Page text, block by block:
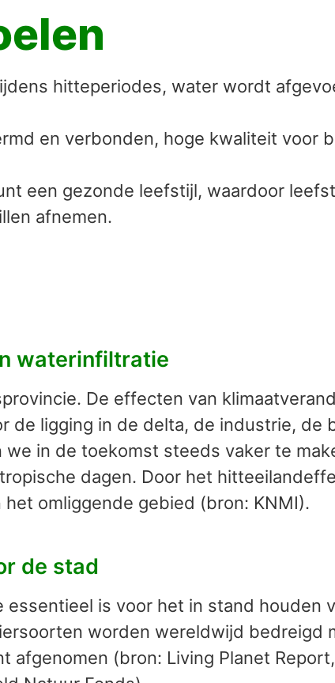
hitteperiodes, water wordt
en verbonden, hoge kwaliteit voor
een gezonde leefstijl, waardoor
afnemen.
waterinfiltratie
De effecten van
de ligging in de delta, de industrie, de
we in de toekomst steeds vaker te
dagen. Door het
omliggende gebied (bron: KNMI).
de stad
is voor het in stand houden
worden wereldwijd bedreigd
afgenomen (bron: Living Planet